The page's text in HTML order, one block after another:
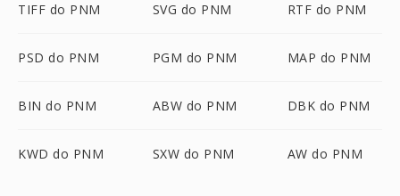
TIFF do PNM SVG do PNM RTF do PNM
PSD do PNM PGM do PNM MAP do PNM
BIN do PNM ABW do PNM DBK do PNM
KWD do PNM SXW do PNM AW do PNM